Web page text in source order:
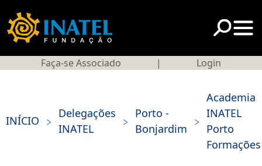
Faça-se Associado | Login
INÍCIO > Delegações
INATEL
> Porto -
Bonjardim >
Academia
INATEL
Porto
Formações